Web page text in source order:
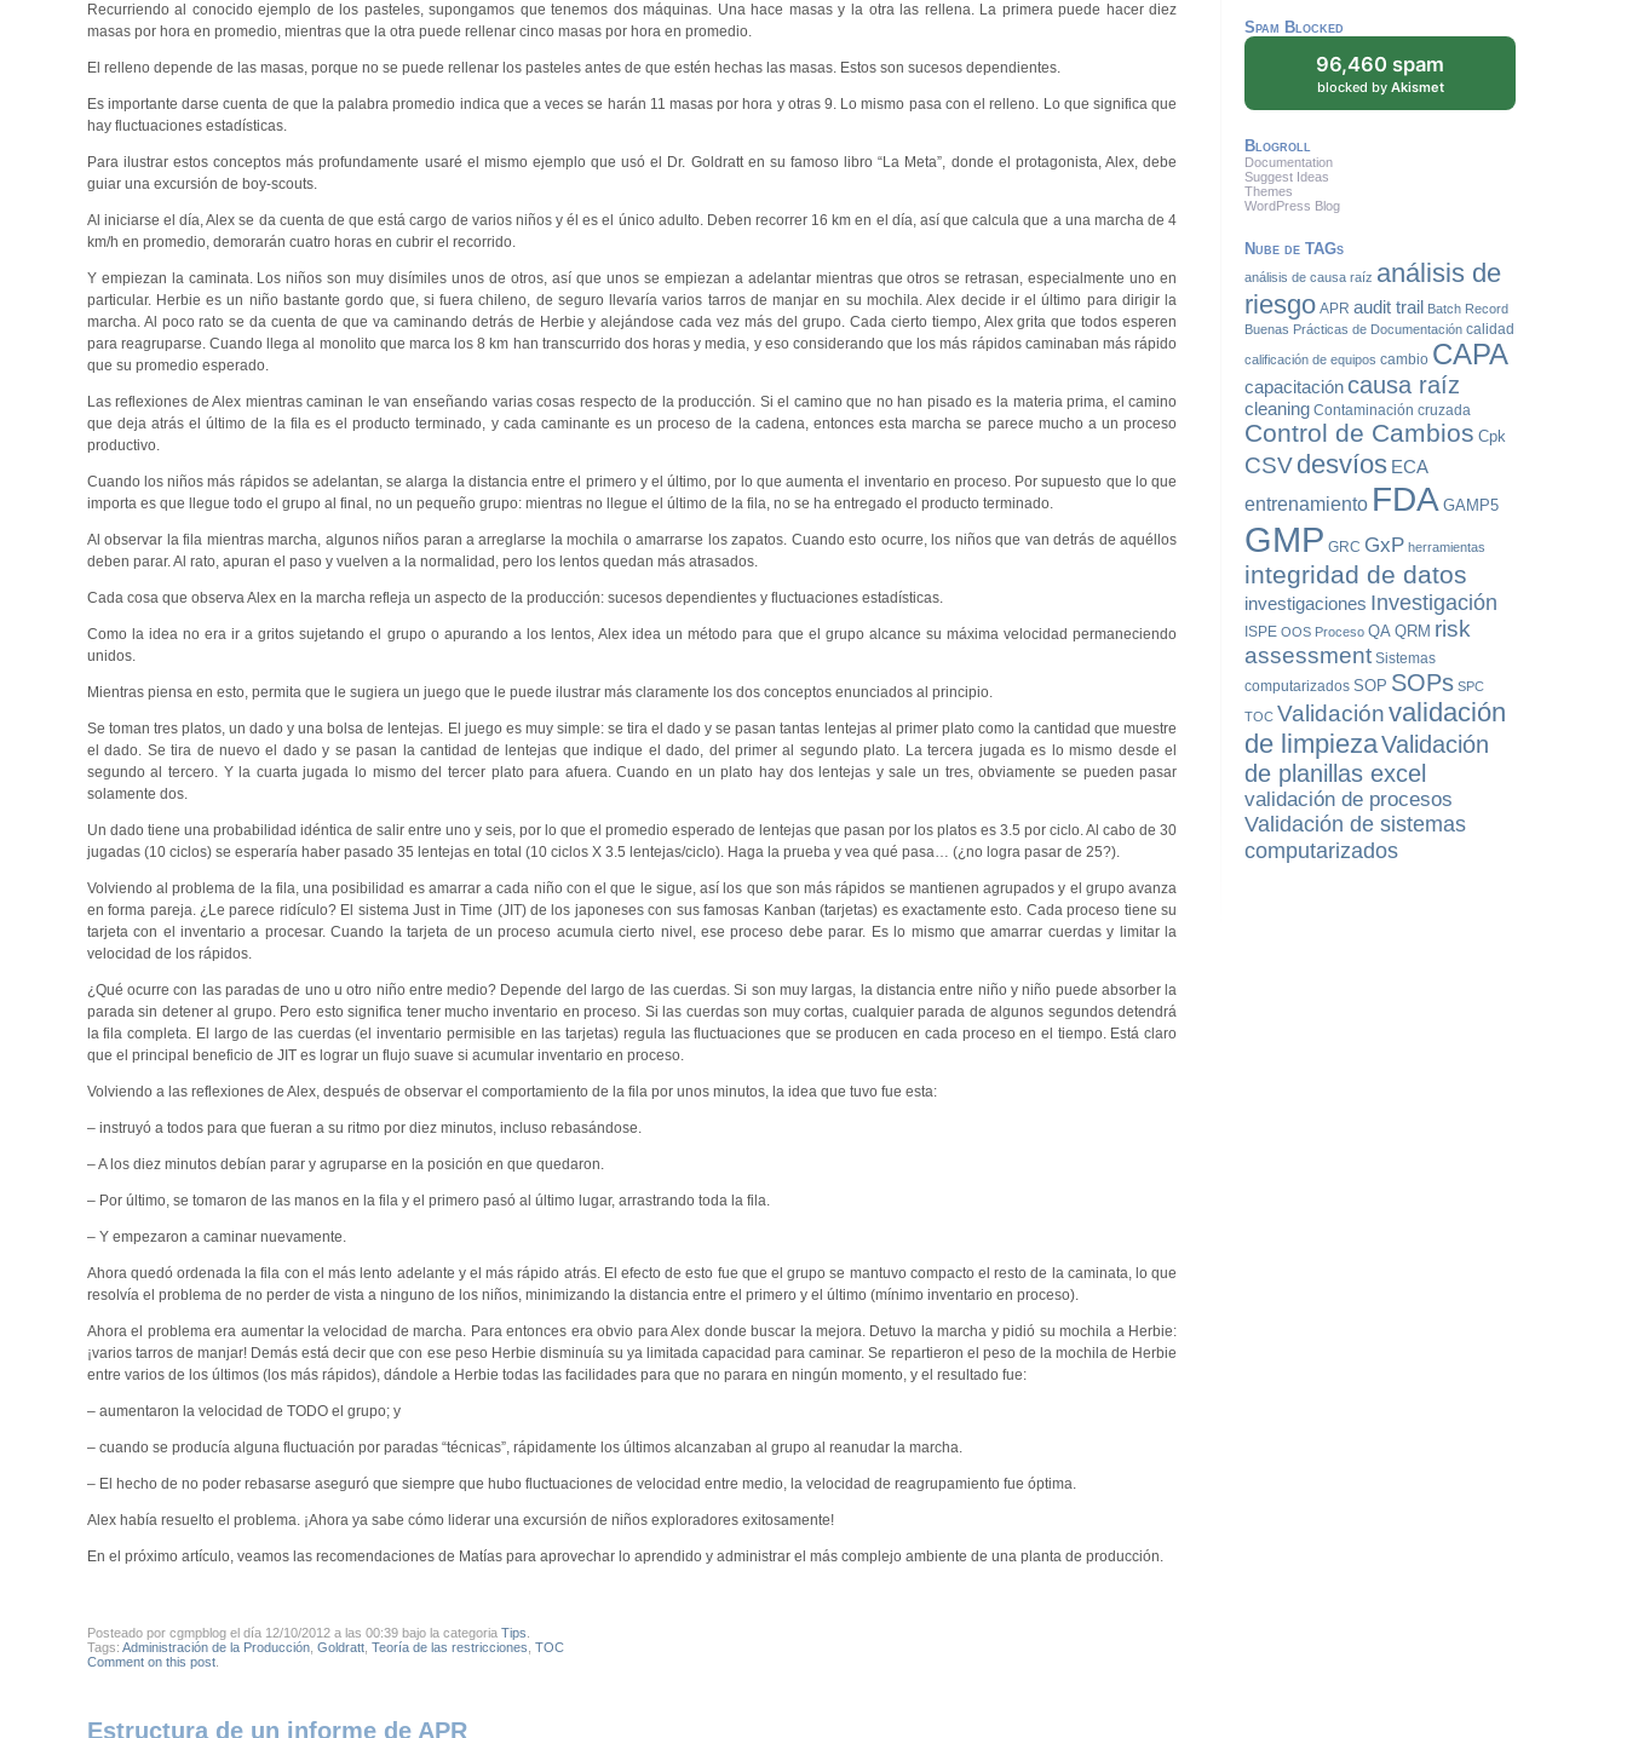
Recurriendo al conocido ejemplo de los pasteles, supongamos que tenemos dos máquinas. Una hace masas y la otra las rellena. La primera puede hacer diez
masas por hora en promedio, mientras que la otra puede rellenar cinco masas por hora en promedio.
El relleno depende de las masas, porque no se puede rellenar los pasteles antes de que estén hechas las masas. Estos son sucesos dependientes.
Es importante darse cuenta de que la palabra promedio indica que a veces se harán 11 masas por hora y otras 9. Lo mismo pasa con el relleno. Lo que significa que
hay fluctuaciones estadísticas.
Para ilustrar estos conceptos más profundamente usaré el mismo ejemplo que usó el Dr. Goldratt en su famoso libro “La Meta”, donde el protagonista, Alex, debe
guiar una excursión de boy-scouts.
Al iniciarse el día, Alex se da cuenta de que está cargo de varios niños y él es el único adulto. Deben recorrer 16 km en el día, así que calcula que a una marcha de 4
km/h en promedio, demorarán cuatro horas en cubrir el recorrido.
Y empiezan la caminata. Los niños son muy disímiles unos de otros, así que unos se empiezan a adelantar mientras que otros se retrasan, especialmente uno en
particular. Herbie es un niño bastante gordo que, si fuera chileno, de seguro llevaría varios tarros de manjar en su mochila. Alex decide ir el último para dirigir la
marcha. Al poco rato se da cuenta de que va caminando detrás de Herbie y alejándose cada vez más del grupo. Cada cierto tiempo, Alex grita que todos esperen
para reagruparse. Cuando llega al monolito que marca los 8 km han transcurrido dos horas y media, y eso considerando que los más rápidos caminaban más rápido
que su promedio esperado.
Las reflexiones de Alex mientras caminan le van enseñando varias cosas respecto de la producción. Si el camino que no han pisado es la materia prima, el camino
que deja atrás el último de la fila es el producto terminado, y cada caminante es un proceso de la cadena, entonces esta marcha se parece mucho a un proceso
productivo.
Cuando los niños más rápidos se adelantan, se alarga la distancia entre el primero y el último, por lo que aumenta el inventario en proceso. Por supuesto que lo que
importa es que llegue todo el grupo al final, no un pequeño grupo: mientras no llegue el último de la fila, no se ha entregado el producto terminado.
Al observar la fila mientras marcha, algunos niños paran a arreglarse la mochila o amarrarse los zapatos. Cuando esto ocurre, los niños que van detrás de aquéllos
deben parar. Al rato, apuran el paso y vuelven a la normalidad, pero los lentos quedan más atrasados.
Cada cosa que observa Alex en la marcha refleja un aspecto de la producción: sucesos dependientes y fluctuaciones estadísticas.
Como la idea no era ir a gritos sujetando el grupo o apurando a los lentos, Alex idea un método para que el grupo alcance su máxima velocidad permaneciendo
unidos.
Mientras piensa en esto, permita que le sugiera un juego que le puede ilustrar más claramente los dos conceptos enunciados al principio.
Se toman tres platos, un dado y una bolsa de lentejas. El juego es muy simple: se tira el dado y se pasan tantas lentejas al primer plato como la cantidad que muestre
el dado. Se tira de nuevo el dado y se pasan la cantidad de lentejas que indique el dado, del primer al segundo plato. La tercera jugada es lo mismo desde el
segundo al tercero. Y la cuarta jugada lo mismo del tercer plato para afuera. Cuando en un plato hay dos lentejas y sale un tres, obviamente se pueden pasar
solamente dos.
Un dado tiene una probabilidad idéntica de salir entre uno y seis, por lo que el promedio esperado de lentejas que pasan por los platos es 3.5 por ciclo. Al cabo de 30
jugadas (10 ciclos) se esperaría haber pasado 35 lentejas en total (10 ciclos X 3.5 lentejas/ciclo). Haga la prueba y vea qué pasa… (¿no logra pasar de 25?).
Volviendo al problema de la fila, una posibilidad es amarrar a cada niño con el que le sigue, así los que son más rápidos se mantienen agrupados y el grupo avanza
en forma pareja. ¿Le parece ridículo? El sistema Just in Time (JIT) de los japoneses con sus famosas Kanban (tarjetas) es exactamente esto. Cada proceso tiene su
tarjeta con el inventario a procesar. Cuando la tarjeta de un proceso acumula cierto nivel, ese proceso debe parar. Es lo mismo que amarrar cuerdas y limitar la
velocidad de los rápidos.
¿Qué ocurre con las paradas de uno u otro niño entre medio? Depende del largo de las cuerdas. Si son muy largas, la distancia entre niño y niño puede absorber la
parada sin detener al grupo. Pero esto significa tener mucho inventario en proceso. Si las cuerdas son muy cortas, cualquier parada de algunos segundos detendrá
la fila completa. El largo de las cuerdas (el inventario permisible en las tarjetas) regula las fluctuaciones que se producen en cada proceso en el tiempo. Está claro
que el principal beneficio de JIT es lograr un flujo suave si acumular inventario en proceso.
Volviendo a las reflexiones de Alex, después de observar el comportamiento de la fila por unos minutos, la idea que tuvo fue esta:
– instruyó a todos para que fueran a su ritmo por diez minutos, incluso rebasándose.
– A los diez minutos debían parar y agruparse en la posición en que quedaron.
– Por último, se tomaron de las manos en la fila y el primero pasó al último lugar, arrastrando toda la fila.
– Y empezaron a caminar nuevamente.
Ahora quedó ordenada la fila con el más lento adelante y el más rápido atrás. El efecto de esto fue que el grupo se mantuvo compacto el resto de la caminata, lo que
resolvía el problema de no perder de vista a ninguno de los niños, minimizando la distancia entre el primero y el último (mínimo inventario en proceso).
Ahora el problema era aumentar la velocidad de marcha. Para entonces era obvio para Alex donde buscar la mejora. Detuvo la marcha y pidió su mochila a Herbie:
¡varios tarros de manjar! Demás está decir que con ese peso Herbie disminuía su ya limitada capacidad para caminar. Se repartieron el peso de la mochila de Herbie
entre varios de los últimos (los más rápidos), dándole a Herbie todas las facilidades para que no parara en ningún momento, y el resultado fue:
– aumentaron la velocidad de TODO el grupo; y
– cuando se producía alguna fluctuación por paradas “técnicas”, rápidamente los últimos alcanzaban al grupo al reanudar la marcha.
– El hecho de no poder rebasarse aseguró que siempre que hubo fluctuaciones de velocidad entre medio, la velocidad de reagrupamiento fue óptima.
Alex había resuelto el problema. ¡Ahora ya sabe cómo liderar una excursión de niños exploradores exitosamente!
En el próximo artículo, veamos las recomendaciones de Matías para aprovechar lo aprendido y administrar el más complejo ambiente de una planta de producción.
Posteado por cgmpblog el día 12/10/2012 a las 00:39 bajo la categoria Tips
Tags: Administración de la Producción, Goldratt, Teoría de las restricciones TOC
Comment on this post.
Estructura de un informe de APR
Spam Blocked
96,460 spam
blocked by Akismet
Blogroll
Documentation
Suggest Ideas
Themes
WordPress Blog
Nube de TAGs
análisis de causa raíz análisis de
riesgo APR audit trail Batch Record
Buenas Prácticas de Documentación calidad
calificación de equipos cambio CAPA
capacitacióncausa raíz
cleaning Contaminación cruzada
Control de Cambios Cpk
CSVdesvíos ECA
entrenamiento FDA GAMP5
GMP GRC GxP herramientas
integridad de datos
investigaciones Investigación
ISPE OOS Proceso QA QRM risk
assessment Sistemas
computarizados SOP SOPs SPC
TOC Validaciónvalidación
de limpiezaValidación
de planillas excel
validación de procesos
Validación de sistemas
computarizados